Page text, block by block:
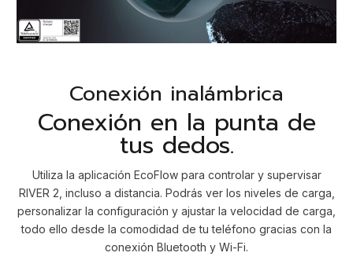
Conexión inalámbrica
Conexión en la punta de
tus dedos.
Utiliza la aplicación EcoFlow para controlar y supervisar
RIVER 2, incluso a distancia. Podrás ver los niveles de carga,
personalizar la configuración y ajustar la velocidad de carga,
todo ello desde la comodidad de tu teléfono gracias con la
conexión Bluetooth y Wi-Fi.